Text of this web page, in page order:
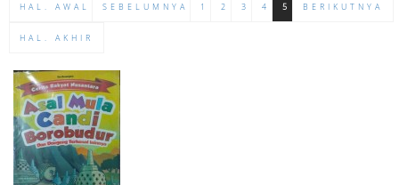
HAL. AWAL SEBELUMNYA 1 2 3 4 5 BERIKUTNYA
HAL. AKHIR